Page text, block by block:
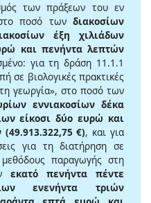
των πράξεων του εν
ποσό των διακοσίων
έξη χιλιάδων
και πενήντα λεπτών
για τη δράση 11.1.1
σε βιολογικές πρακτικές
γεωργία», στο ποσό των
εννιακοσίων δέκα
είκοσι δύο ευρώ και
€), και για
για τη διατήρηση σε
μεθόδους παραγωγής στη
εκατό πενήντα πέντε
ενενήντα τριών